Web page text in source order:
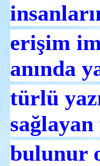
erişim
anında
türlü
bulunur